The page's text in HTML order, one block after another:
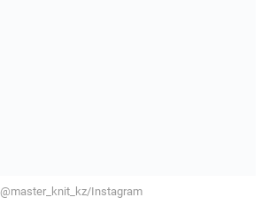
@master_knit_kz/Instagram